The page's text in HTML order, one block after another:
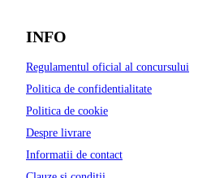
INFO
Regulamentul oficial al concursului
Politica de confidentialitate
Politica de cookie
Despre livrare
Informatii de contact